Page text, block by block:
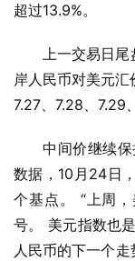
超过13.9%。
上一交易日尾
岸人民币对美元汇
7.27、7.28、7.29
中间价继续
数据，10月24日
个基点。 “上周
号。 美元指数也
人民币的下一个